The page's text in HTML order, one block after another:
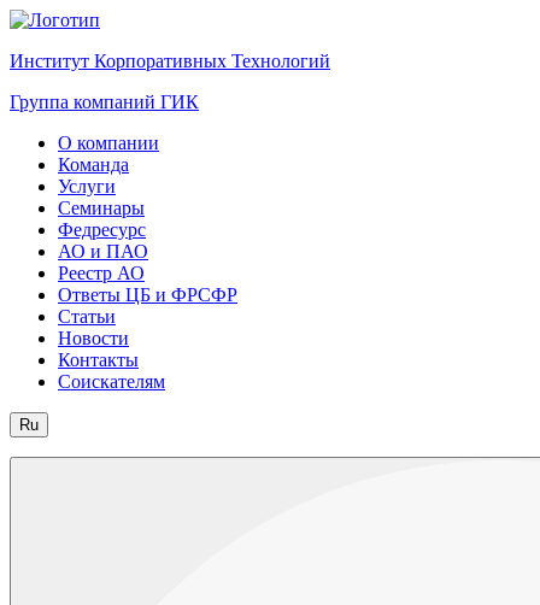
Институт Корпоративных Технологий
Группа компаний ГИК
О компании
Команда
Услуги
Семинары
Федресурс
АО и ПАО
Реестр АО
Ответы ЦБ и ФРСФР
Статьи
Новости
Контакты
Соискателям
Ru